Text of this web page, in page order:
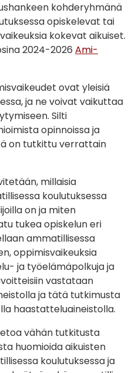
kohderyhmänä
opiskelevat tai
kokevat aikuiset.
2024-2026 Ami-
ovat yleisiä
ja ne voivat vaikuttaa
Silti
opinnoissa ja
on tutkittu verrattain
millaisia
koulutuksessa
on ja miten
tukea opiskelun eri
ammatillisessa
oppimisvaikeuksia
ja työelämäpolkuja ja
vastataan
ja tätä tutkimusta
haastatteluaineistolla.
vähän tutkitusta
huomioida aikuisten
koulutuksessa ja